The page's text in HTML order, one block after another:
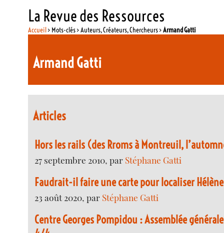
La Revue des Ressources
Accueil> Mots-clés > Auteurs, Créateurs, Chercheurs >Armand Gatti
Armand Gatti
Articles
Hors les rails (des Rroms à Montreuil,
27 septembre 2010, par Stéphane Gatti
Faudrait-il faire une carte pour localiser
23 août 2020, par Stéphane Gatti
Centre Georges Pompidou : Assemblée